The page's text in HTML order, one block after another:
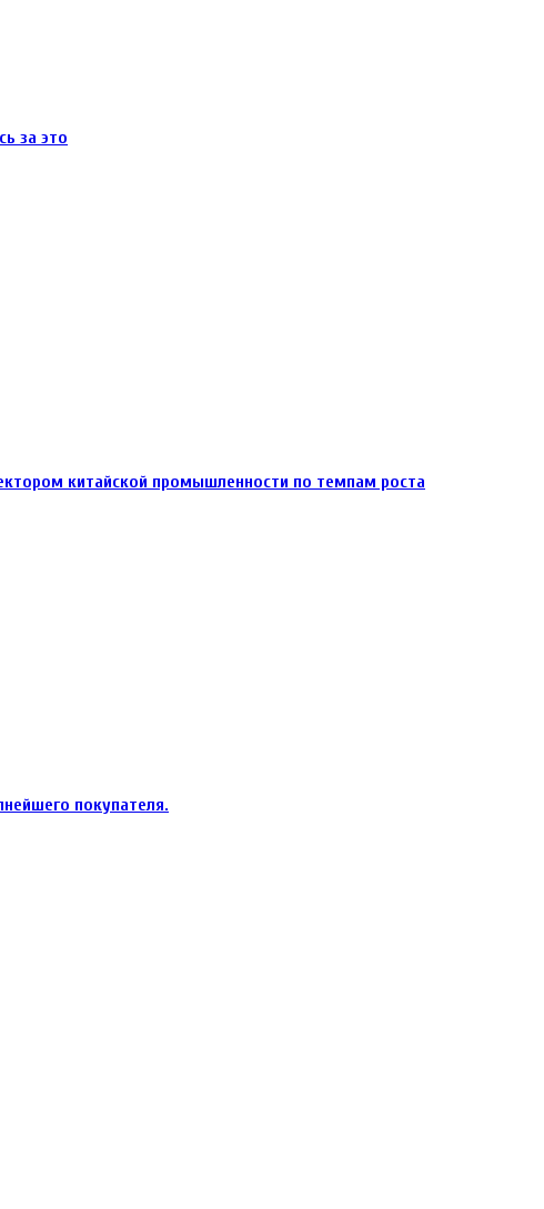
за это
китайской промышленности по темпам роста
покупателя.